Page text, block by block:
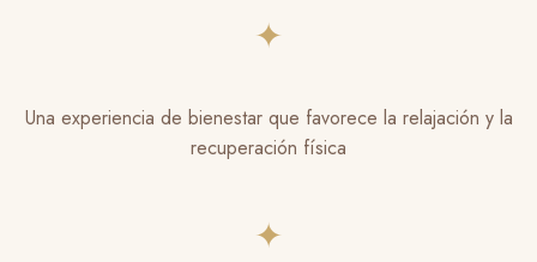
✦
Una experiencia de bienestar que favorece la relajación y la
recuperación física
✦